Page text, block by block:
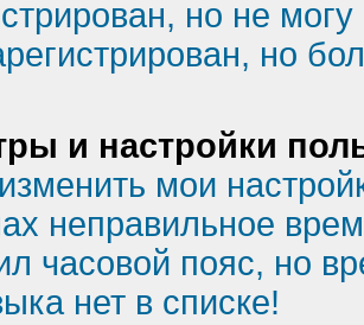
но не могу
но
и настройки
мои
неправильное
часовой пояс, но
нет в списке!